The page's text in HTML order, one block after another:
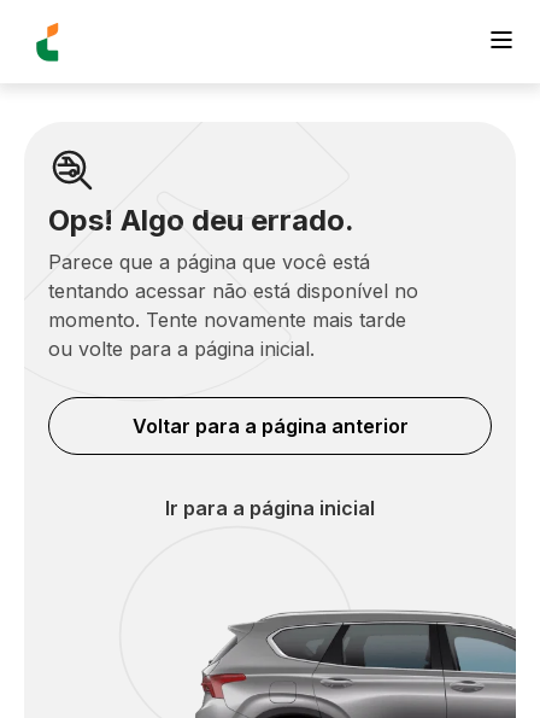
Ops! Algo deu errado.
Parece que a página que você está
tentando acessar não está disponível no
momento. Tente novamente mais tarde
ou volte para a página inicial.
Voltar para a página anterior
Ir para a página inicial